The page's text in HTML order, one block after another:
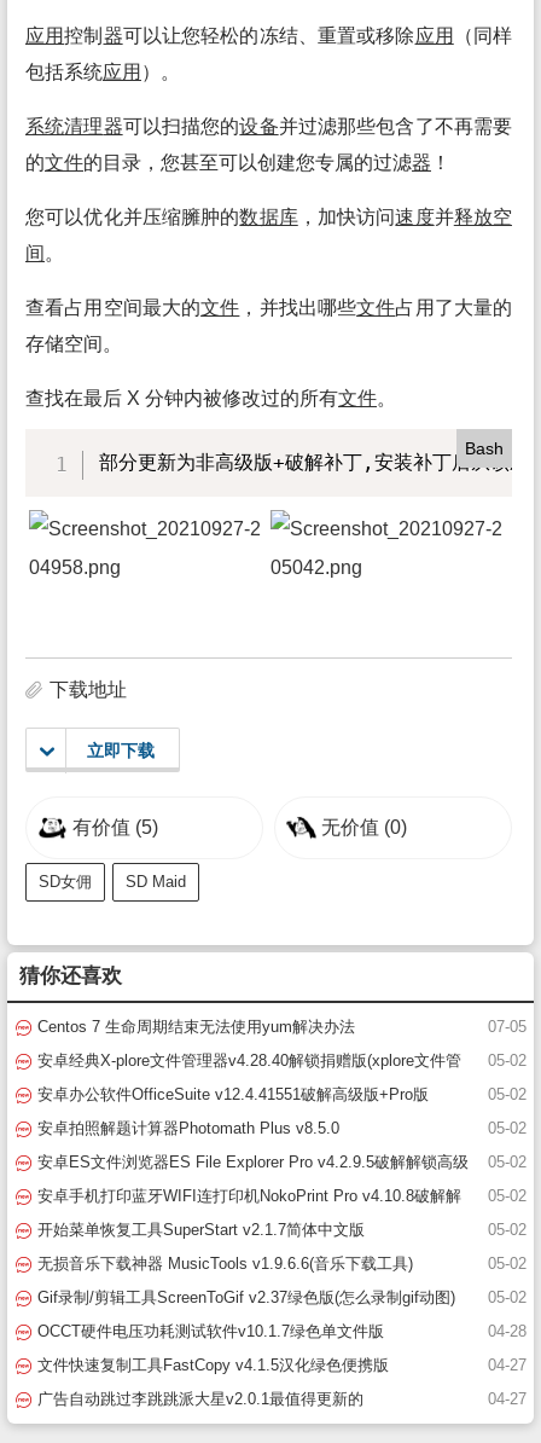
应用控制 器可以让您轻松的冻结、重置或移除应用
（同样
包括系统应用 ）。
系统清理器可以扫描您的设备并过滤那些包含了不再需要
的文件的目录，您甚至可以创建您专属的过滤器 ！
您可以优化并压缩臃肿的数据库，加快访问速度并释放空
间 。
查看占用空间最大的文件 ，并找出哪些文件占用了大量的
存储空间。
查找在最后 X 分钟内被修改过的所有文件。
Bash
部分更新为非高级版+破解补丁,安装补丁后从该
下载地址
立即下载
有价值 (5) 无价值 (0)
SD女佣 SD Maid
猜你还喜欢
07-05
Centos 7 生命周期结束无法使用yum解决办法
05-02
安卓经典X-plore文件管理器v4.28.40解锁捐赠版(xplore文件管
理器破解版)
05-02
安卓办公软件OfficeSuite v12.4.41551破解高级版+Pro版
05-02
安卓拍照解题计算器Photomath Plus v8.5.0
05-02
安卓ES文件浏览器ES File Explorer Pro v4.2.9.5破解解锁高级
版(es文件浏览器)
05-02
安卓手机打印蓝牙WIFI连打印机NokoPrint Pro v4.10.8破解解
锁高级版
05-02
开始菜单恢复工具SuperStart v2.1.7简体中文版
05-02
无损音乐下载神器 MusicTools v1.9.6.6(音乐下载工具)
05-02
Gif录制/剪辑工具ScreenToGif v2.37绿色版(怎么录制gif动图)
04-28
OCCT硬件电压功耗测试软件v10.1.7绿色单文件版
04-27
文件快速复制工具FastCopy v4.1.5汉化绿色便携版
04-27
广告自动跳过李跳跳派大星v2.0.1最值得更新的